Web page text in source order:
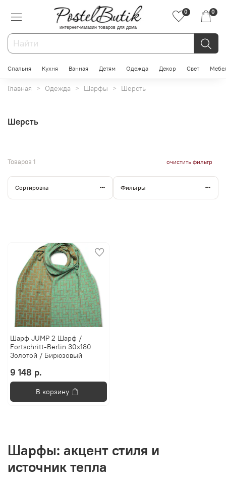
интернет-магазин товаров для дома
0 0
Спальня Кухня Ванная Детям Одежда Декор Свет
Главная Одежда Шарфы Шерсть
Шерсть
Товаров 1 очистить фильтр
Сортировка Фильтры
Шарф JUMP 2 Шарф /
Fortschritt-Berlin 30x180
Золотой / Бирюзовый
9 148 р.
В корзину
Шарфы: акцент стиля и
источник тепла